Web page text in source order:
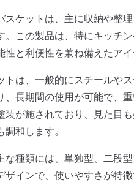
スケットは、主に収納や整
。この製品は、特にキッチ
と利便性を兼ね備えたアイ
トは、一般的にスチールや
、長期間の使用が可能で、
装が施されており、見た目
和します。
な種類には、単独型、二段
ザインで、使いやすさが特